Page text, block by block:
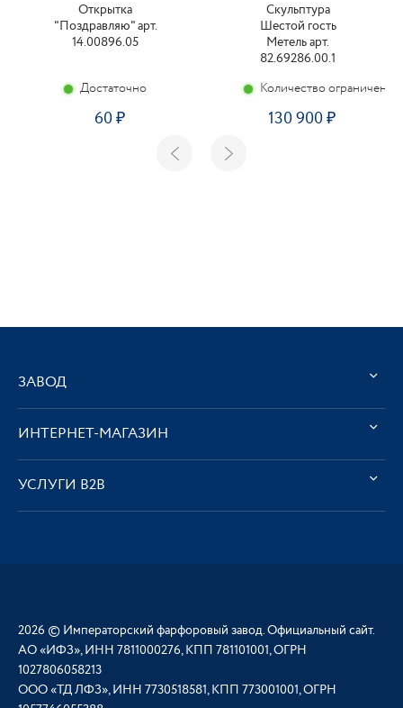
Открытка
"Поздравляю" арт.
14.00896.05
Достаточно
60
Скульптура
Шестой гость
Метель арт.
82.69286.00.1
Количество ограничено
130 900
ЗАВОД
ИНТЕРНЕТ-МАГАЗИН
УСЛУГИ В2В
2026 © Императорский фарфоровый завод. Официальный сайт.
АО «ИФЗ», ИНН 7811000276, КПП 781101001, ОГРН
1027806058213
ООО «ТД ЛФЗ», ИНН 7730518581, КПП 773001001, ОГРН